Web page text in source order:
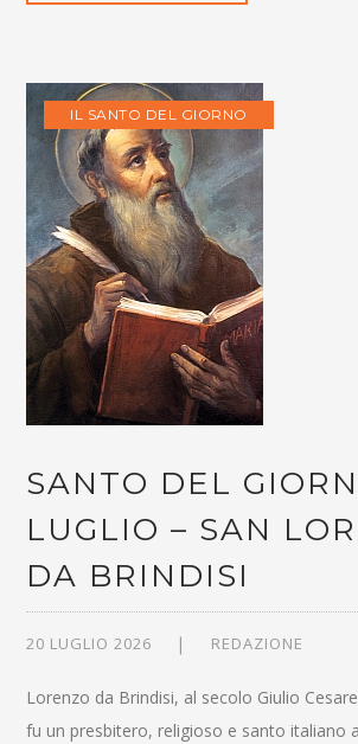
IL SANTO DEL GIORNO
SANTO DEL
LUGLIO – SAN
DA BRINDISI
20 LUGLIO 2026 REDAZIONE
Lorenzo da Brindisi, al secolo Giulio
fu un presbitero, religioso e santo italiano